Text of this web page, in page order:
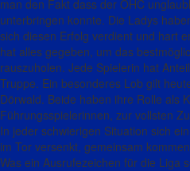
man den Fakt dass der OHC
unterbringen konnte. Die Ladys
sich diesen Erfolg verdient und hart
hat alles gegeben, um das
rauszuholen. Jede Spielerin hat
Truppe. Ein besonderes Lob gilt
Dörwald. Beide haben ihre Rolle als
Führungsspielerinnen, zur vollsten
In jeder schwierigen Situation sich
im Tor versenkt, gemeinsam
Was ein Ausrufezeichen für die Liga